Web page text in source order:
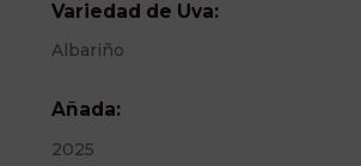
Variedad de Uva:
Albariño
Añada:
2025